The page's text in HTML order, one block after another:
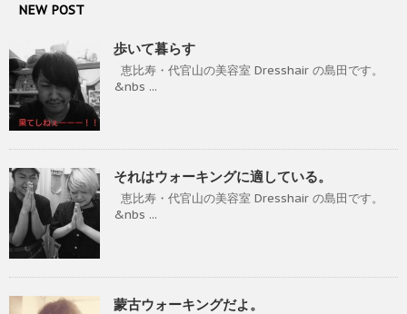
NEW POST
歩いて暮らす
恵比寿・代官山の美容室 Dresshair の島田です。
&nbs ...
それはウォーキングに適している。
恵比寿・代官山の美容室 Dresshair の島田です。
&nbs ...
蒙古ウォーキングだよ。